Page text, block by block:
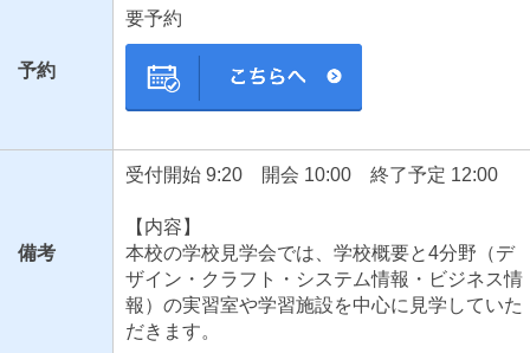
東京都立八王子桑志高等学校
ブックマークした学校
ブックマークした学校はありません
予約
要予約
備考
受付開始 9:20 開会 10:00 終了予定 12:00
【内容】
本校の学校見学会では、学校概要と4分野（デ
ザイン・クラフト・システム情報・ビジネス情
報）の実習室や学習施設を中心に見学していた
だきます。